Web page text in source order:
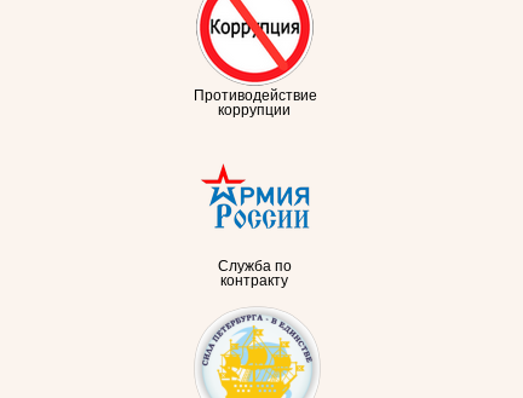
Противодействие
коррупции
Служба по
контракту